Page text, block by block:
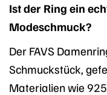
Ist der Ring ein
Modeschmuck?
Der FAVS
Schmuckstück,
Materialien wie